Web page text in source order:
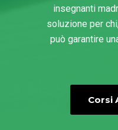
insegnanti
soluzione per
può garantire
Corsi